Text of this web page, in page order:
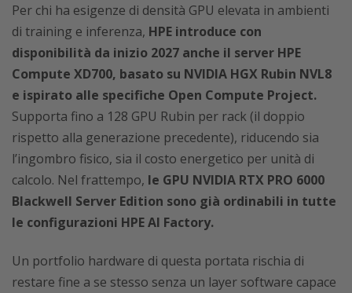
Per chi ha esigenze di densità GPU elevata in ambienti
di training e inferenza, HPE introduce con
disponibilità da inizio 2027 anche il server HPE
Compute XD700, basato su NVIDIA HGX Rubin NVL8
e ispirato alle specifiche Open Compute Project.
Supporta fino a 128 GPU Rubin per rack (il doppio
rispetto alla generazione precedente), riducendo sia
l’ingombro fisico, sia il costo energetico per unità di
calcolo. Nel frattempo, le GPU NVIDIA RTX PRO 6000
Blackwell Server Edition sono già ordinabili in tutte
le configurazioni HPE AI Factory.
Un portfolio hardware di questa portata rischia di
restare fine a se stesso senza un layer software capace